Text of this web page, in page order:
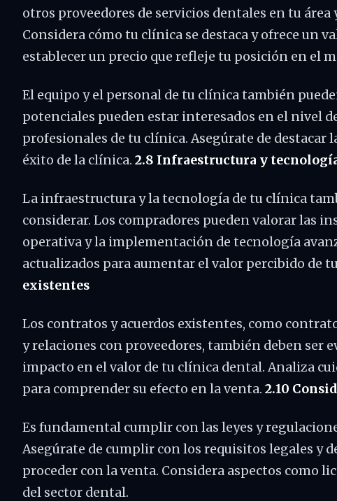
otros proveedores de servicios dentales en tu área
Considera cómo tu clínica se destaca y ofrece un
establecer un precio que refleje tu posición en el
El equipo y el personal de tu clínica también
potenciales pueden estar interesados en el nivel
profesionales de tu clínica. Asegúrate de destacar
éxito de la clínica. 2.8 Infraestructura y
La infraestructura y la tecnología de tu clínica
considerar. Los compradores pueden valorar las
operativa y la implementación de tecnología
actualizados para aumentar el valor percibido de
existentes
Los contratos y acuerdos existentes, como
y relaciones con proveedores, también deben ser
impacto en el valor de tu clínica dental. Analiza
para comprender su efecto en la venta. 2.10
Es fundamental cumplir con las leyes y
Asegúrate de cumplir con los requisitos legales y
proceder con la venta. Considera aspectos como
del sector dental.